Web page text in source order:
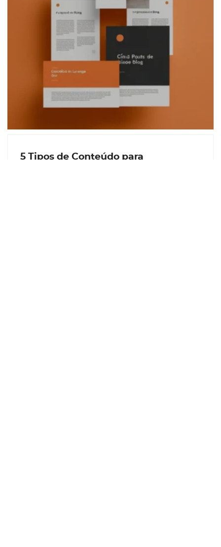
5 Tipos de Conteúdo para